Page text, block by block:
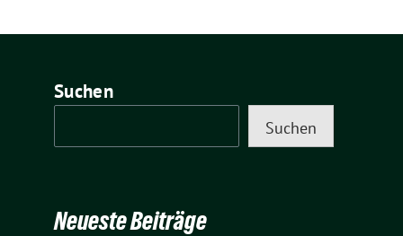
Suchen
Suchen
Neueste Beiträge